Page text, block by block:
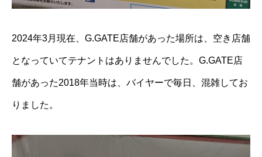
2024年3月現在、G.GATE店舗があった場所は、空き店舗
となっていてテナントはありませんでした。G.GATE店
舗があった2018年当時は、バイヤーで毎日、混雑してお
りました。